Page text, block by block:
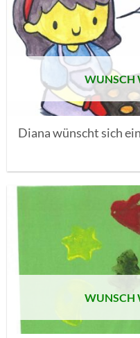
WUNSCH
Diana wünscht sich
WUNSCH